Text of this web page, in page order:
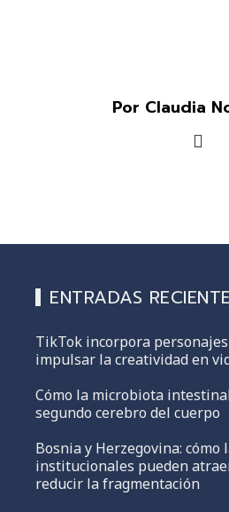
Por Claudia
ENTRADAS
TikTok incorpora
impulsar la creatividad en
Cómo la microbiota
segundo cerebro del cuerpo
Bosnia y Herzegovina: cómo
institucionales pueden
reducir la fragmentación